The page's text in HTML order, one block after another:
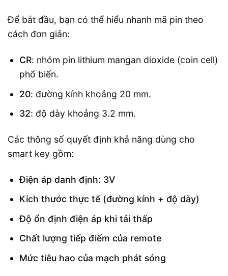
Để bắt đầu, bạn có thể hiểu nhanh mã pin theo
cách đơn giản:
CR: nhóm pin lithium mangan dioxide (coin cell)
phổ biến.
20: đường kính khoảng 20 mm.
32: độ dày khoảng 3.2 mm.
Các thông số quyết định khả năng dùng cho
smart key gồm:
Điện áp danh định: 3V
Kích thước thực tế (đường kính + độ dày)
Độ ổn định điện áp khi tải thấp
Chất lượng tiếp điểm của remote
Mức tiêu hao của mạch phát sóng